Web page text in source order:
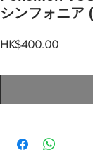
シンフォニ
HK$400.00價